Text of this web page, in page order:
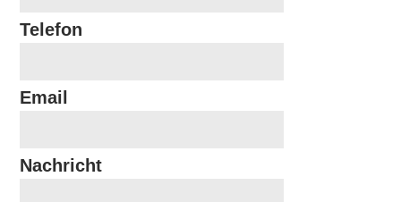
Telefon
Email
Nachricht